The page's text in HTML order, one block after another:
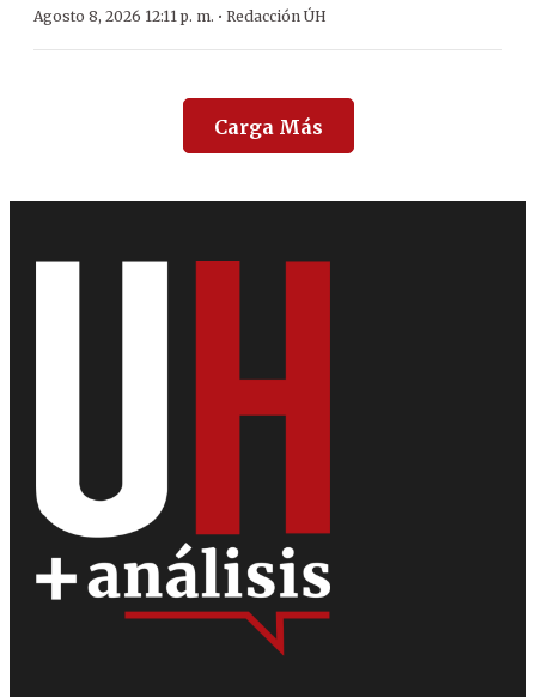
Agosto 8, 2026 12:11 p. m. · Redacción ÚH
Carga Más